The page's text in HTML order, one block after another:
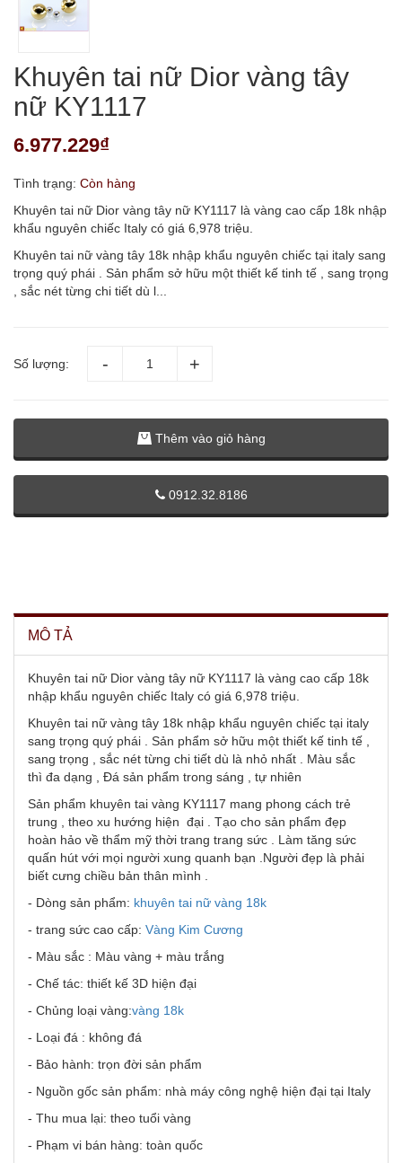
Khuyên tai nữ Dior vàng tây
nữ KY1117
6.977.229₫
Tình trạng: Còn hàng
Khuyên tai nữ Dior vàng tây nữ KY1117 là vàng cao cấp 18k nhập
khẩu nguyên chiếc Italy có giá 6,978 triệu.
Khuyên tai nữ vàng tây 18k nhập khẩu nguyên chiếc tại italy sang
trọng quý phái . Sản phẩm sở hữu một thiết kế tinh tế , sang trọng
, sắc nét từng chi tiết dù l...
Số lượng:
Thêm vào giỏ hàng
0912.32.8186
MÔ TẢ
Khuyên tai nữ Dior vàng tây nữ KY1117 là vàng cao cấp 18k
nhập khẩu nguyên chiếc Italy có giá 6,978 triệu.
Khuyên tai nữ vàng tây 18k nhập khẩu nguyên chiếc tại italy
sang trọng quý phái . Sản phẩm sở hữu một thiết kế tinh tế ,
sang trọng , sắc nét từng chi tiết dù là nhỏ nhất . Màu sắc
thì đa dạng , Đá sản phẩm trong sáng , tự nhiên
Sản phẩm khuyên tai vàng KY1117 mang phong cách trẻ
trung , theo xu hướng hiện đại . Tạo cho sản phẩm đẹp
hoàn hảo về thẩm mỹ thời trang trang sức . Làm tăng sức
quấn hút với mọi người xung quanh bạn .Người đẹp là phải
biết cưng chiều bản thân mình .
- Dòng sản phẩm: khuyên tai nữ vàng 18k
- trang sức cao cấp: Vàng Kim Cương
- Màu sắc : Màu vàng + màu trắng
- Chế tác: thiết kế 3D hiện đại
- Chủng loại vàng:vàng 18k
- Loại đá : không đá
- Bảo hành: trọn đời sản phẩm
- Nguồn gốc sản phẩm: nhà máy công nghệ hiện đại tại Italy
- Thu mua lại: theo tuổi vàng
- Phạm vi bán hàng: toàn quốc